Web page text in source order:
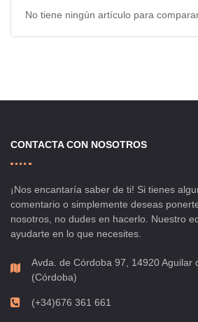
No tiene ningún artículo para
CONTACTA CON NOSOTROS
¡Nos encantaría saber de ti! Si tienes
comentario o simplemente deseas
nosotros, no dudes en hacerlo. Nuestro
ayudarte en lo que necesites.
Avda. de Córdoba 97, 14920 Aguilar
(Córdoba)
(+34)676 361 661